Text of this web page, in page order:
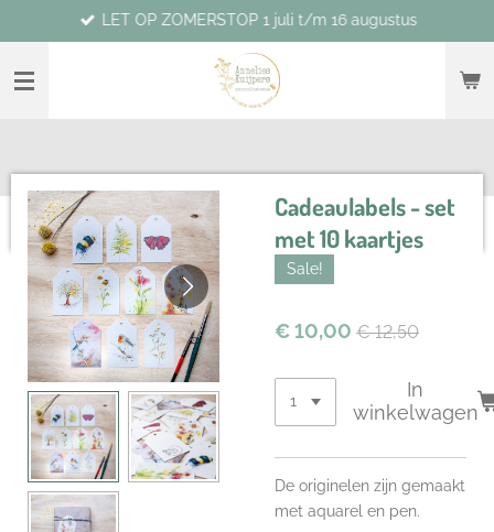
direct
naar
hoofdinhoud
LET OP ZOMERSTOP 1 juli t/m 16 augustus
Cadeaulabels - set
met 10 kaartjes
Sale!
€ 10,00 € 12,50
In
winkelwagen
De originelen zijn gemaakt
met aquarel en pen.